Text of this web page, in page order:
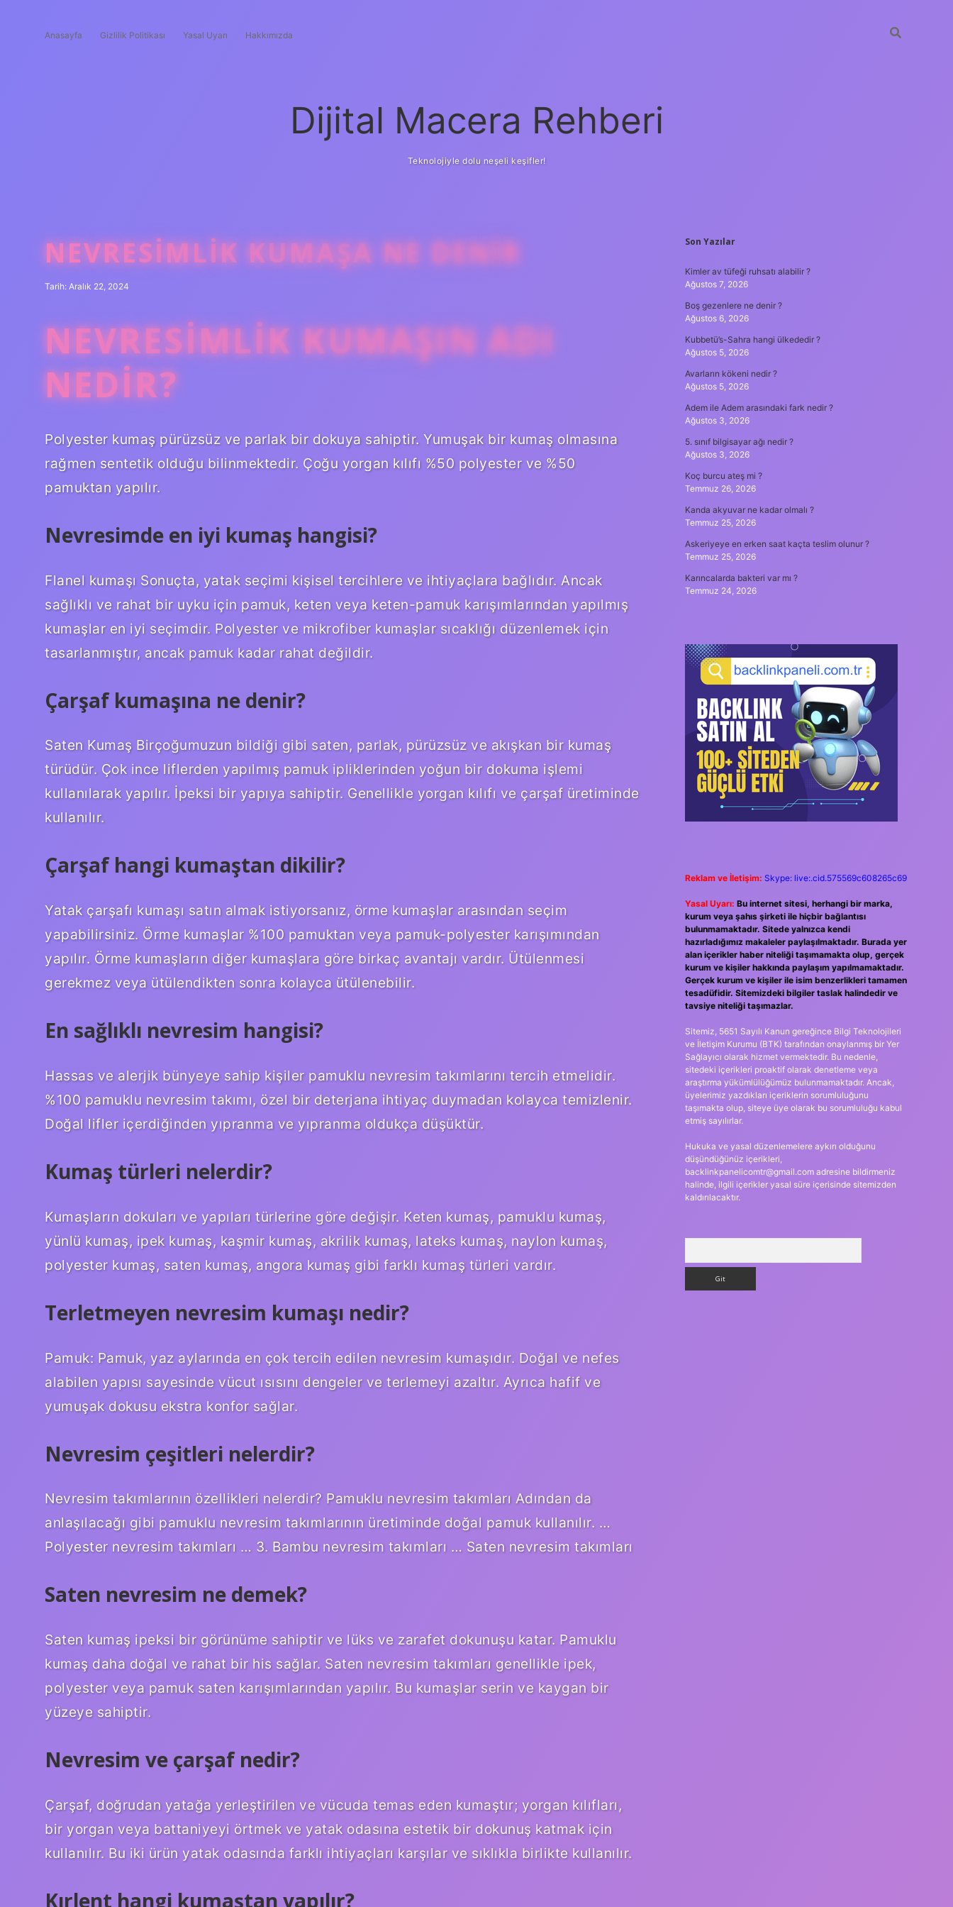
Anasayfa Gizlilik Politikası Yasal Uyarı Hakkımızda
Dijital Macera Rehberi
Teknolojiyle dolu neşeli keşifler!
NEVRESIMLIK KUMAŞA NE DENIR
Tarih: Aralık 22, 2024
NEVRESIMLIK KUMAŞIN ADI
NEDIR?
Polyester kumaş pürüzsüz ve parlak bir dokuya sahiptir. Yumuşak bir kumaş olmasına
rağmen sentetik olduğu bilinmektedir. Çoğu yorgan kılıfı %50 polyester ve %50
pamuktan yapılır.
Nevresimde en iyi kumaş hangisi?
Flanel kumaşı Sonuçta, yatak seçimi kişisel tercihlere ve ihtiyaçlara bağlıdır. Ancak
sağlıklı ve rahat bir uyku için pamuk, keten veya keten-pamuk karışımlarından yapılmış
kumaşlar en iyi seçimdir. Polyester ve mikrofiber kumaşlar sıcaklığı düzenlemek için
tasarlanmıştır, ancak pamuk kadar rahat değildir.
Çarşaf kumaşına ne denir?
Saten Kumaş Birçoğumuzun bildiği gibi saten, parlak, pürüzsüz ve akışkan bir kumaş
türüdür. Çok ince liflerden yapılmış pamuk ipliklerinden yoğun bir dokuma işlemi
kullanılarak yapılır. İpeksi bir yapıya sahiptir. Genellikle yorgan kılıfı ve çarşaf üretiminde
kullanılır.
Çarşaf hangi kumaştan dikilir?
Yatak çarşafı kumaşı satın almak istiyorsanız, örme kumaşlar arasından seçim
yapabilirsiniz. Örme kumaşlar %100 pamuktan veya pamuk-polyester karışımından
yapılır. Örme kumaşların diğer kumaşlara göre birkaç avantajı vardır. Ütülenmesi
gerekmez veya ütülendikten sonra kolayca ütülenebilir.
En sağlıklı nevresim hangisi?
Hassas ve alerjik bünyeye sahip kişiler pamuklu nevresim takımlarını tercih etmelidir.
%100 pamuklu nevresim takımı, özel bir deterjana ihtiyaç duymadan kolayca temizlenir.
Doğal lifler içerdiğinden yıpranma ve yıpranma oldukça düşüktür.
Kumaş türleri nelerdir?
Kumaşların dokuları ve yapıları türlerine göre değişir. Keten kumaş, pamuklu kumaş,
yünlü kumaş, ipek kumaş, kaşmir kumaş, akrilik kumaş, lateks kumaş, naylon kumaş,
polyester kumaş, saten kumaş, angora kumaş gibi farklı kumaş türleri vardır.
Terletmeyen nevresim kumaşı nedir?
Pamuk: Pamuk, yaz aylarında en çok tercih edilen nevresim kumaşıdır. Doğal ve nefes
alabilen yapısı sayesinde vücut ısısını dengeler ve terlemeyi azaltır. Ayrıca hafif ve
yumuşak dokusu ekstra konfor sağlar.
Nevresim çeşitleri nelerdir?
Nevresim takımlarının özellikleri nelerdir? Pamuklu nevresim takımları Adından da
anlaşılacağı gibi pamuklu nevresim takımlarının üretiminde doğal pamuk kullanılır. …
Polyester nevresim takımları … 3. Bambu nevresim takımları … Saten nevresim takımları
Saten nevresim ne demek?
Saten kumaş ipeksi bir görünüme sahiptir ve lüks ve zarafet dokunuşu katar. Pamuklu
kumaş daha doğal ve rahat bir his sağlar. Saten nevresim takımları genellikle ipek,
polyester veya pamuk saten karışımlarından yapılır. Bu kumaşlar serin ve kaygan bir
yüzeye sahiptir.
Nevresim ve çarşaf nedir?
Çarşaf, doğrudan yatağa yerleştirilen ve vücuda temas eden kumaştır; yorgan kılıfları,
bir yorgan veya battaniyeyi örtmek ve yatak odasına estetik bir dokunuş katmak için
kullanılır. Bu iki ürün yatak odasında farklı ihtiyaçları karşılar ve sıklıkla birlikte kullanılır.
Kırlent hangi kumaştan yapılır?
SIDEBAR
Son Yazılar
Kimler av tüfeği ruhsatı alabilir ?
Ağustos 7, 2026
Boş gezenlere ne denir ?
Ağustos 6, 2026
Kubbetü’s-Sahra hangi ülkededir ?
Ağustos 5, 2026
Avarların kökeni nedir ?
Ağustos 5, 2026
Adem ile Adem arasındaki fark nedir ?
Ağustos 3, 2026
5. sınıf bilgisayar ağı nedir ?
Ağustos 3, 2026
Koç burcu ateş mi ?
Temmuz 26, 2026
Kanda akyuvar ne kadar olmalı ?
Temmuz 25, 2026
Askeriyeye en erken saat kaçta teslim olunur ?
Temmuz 25, 2026
Karıncalarda bakteri var mı ?
Temmuz 24, 2026
Reklam ve İletişim: Skype: live:.cid.575569c608265c69
Yasal Uyarı: Bu internet sitesi, herhangi bir marka,
kurum veya şahıs şirketi ile hiçbir bağlantısı
bulunmamaktadır. Sitede yalnızca kendi
hazırladığımız makaleler paylaşılmaktadır. Burada yer
alan içerikler haber niteliği taşımamakta olup, gerçek
kurum ve kişiler hakkında paylaşım yapılmamaktadır.
Gerçek kurum ve kişiler ile isim benzerlikleri tamamen
tesadüfidir. Sitemizdeki bilgiler taslak halindedir ve
tavsiye niteliği taşımazlar.
Sitemiz, 5651 Sayılı Kanun gereğince Bilgi Teknolojileri
ve İletişim Kurumu (BTK) tarafından onaylanmış bir Yer
Sağlayıcı olarak hizmet vermektedir. Bu nedenle,
sitedeki içerikleri proaktif olarak denetleme veya
araştırma yükümlülüğümüz bulunmamaktadır. Ancak,
üyelerimiz yazdıkları içeriklerin sorumluluğunu
taşımakta olup, siteye üye olarak bu sorumluluğu kabul
etmiş sayılırlar.
Hukuka ve yasal düzenlemelere aykırı olduğunu
düşündüğünüz içerikleri,
backlinkpanelicomtr@gmail.comadresine bildirmeniz
halinde, ilgili içerikler yasal süre içerisinde sitemizden
kaldırılacaktır.